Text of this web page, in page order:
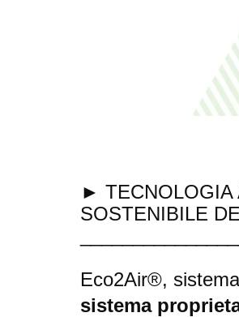
► TECNOLOGIA
SOSTENIBILE
Eco2Air®,
sistema